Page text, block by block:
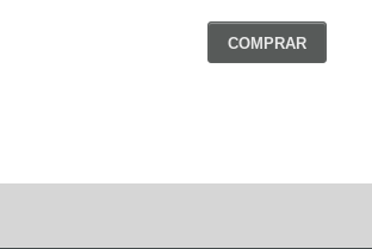
COMPRAR